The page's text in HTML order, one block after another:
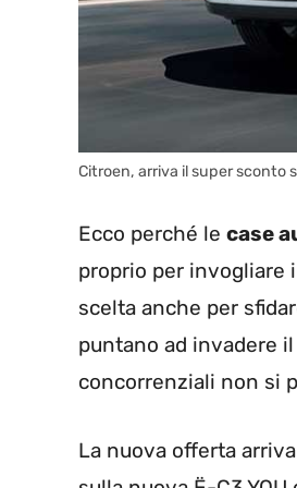
Citroen, arriva il super sconto
Ecco perché le case
proprio per invogliare
scelta anche per
puntano ad invadere
concorrenziali non si
La nuova offerta